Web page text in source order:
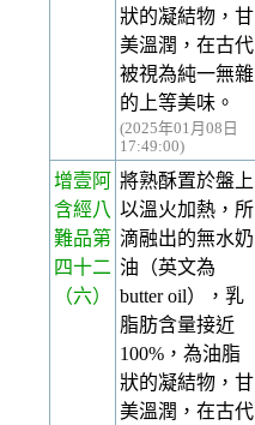
狀的凝結物，甘
美溫潤，在古代
被視為純一無雜
的上等美味。
(2025年01月08日
17:49:00)
增壹阿
含經八
難品第
四十二
（六）
將熟酥置於盤上
以溫火加熱，所
滴融出的無水奶
油（英文為
butter oil），乳
脂肪含量接近
100%，為油脂
狀的凝結物，甘
美溫潤，在古代